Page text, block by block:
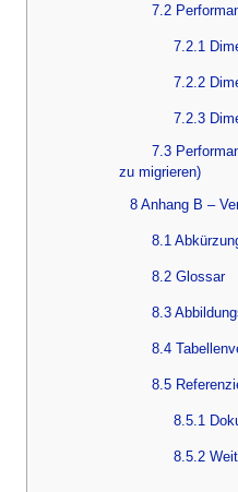
7.2
7.2.1
7.2.2
7.2.3
7.3
zu migrieren)
8 Anhang B –
8.1
8.2 Glossar
8.3
8.4
8.5
8.5.1
8.5.2